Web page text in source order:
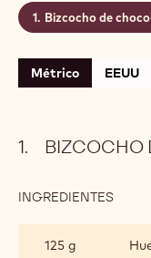
Bizcocho de
Métrico EEUU
BIZCOCHO
INGREDIENTES
125 g